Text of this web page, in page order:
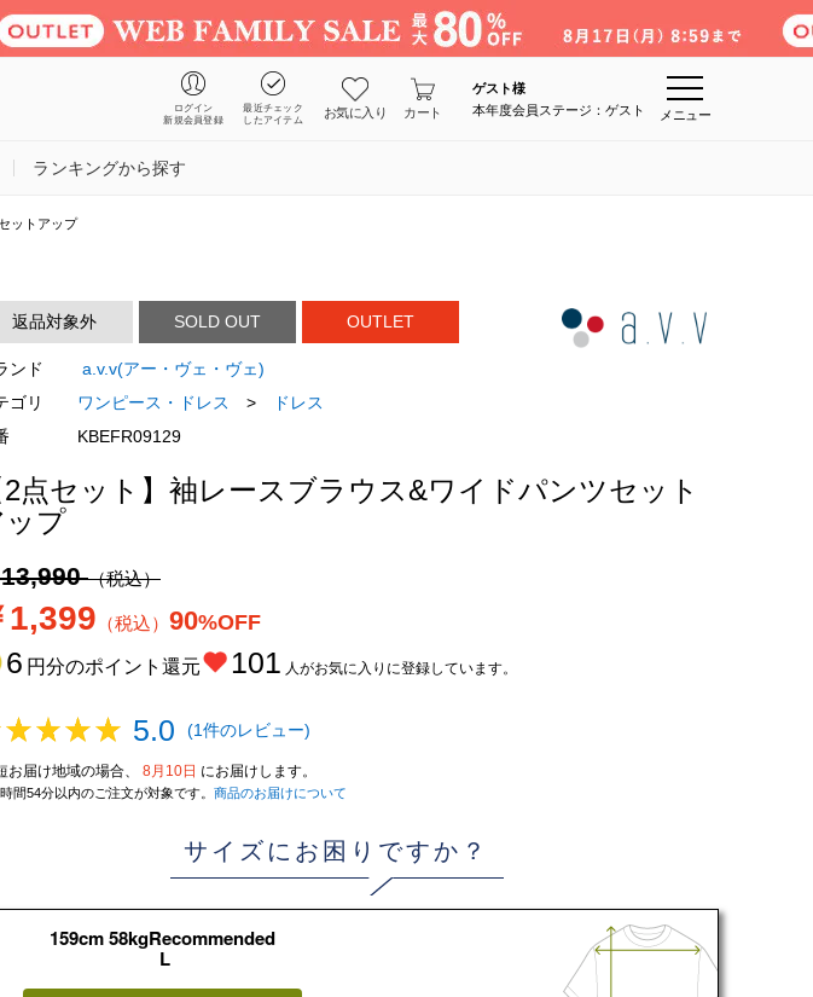
ログイン
新規会員登録
最近チェック
したアイテム
お気に入り カート
ゲスト様
本年度会員ステージ：ゲスト
メニュー
ランキングから探す
ットアップ
返品対象外 SOLD OUT OUTLET
ンド
a.v.v(アー・ヴェ・ヴェ)
ゴリ
ワンピース・ドレス >
ドレス
KBEFR09129
2点セット】袖レースブラウス&ワイドパンツセット
ップ
（税込）
1,399 （税込） 90%OFF
6 円分のポイント還元 101 人がお気に入りに登録しています。
5.0 (1件のレビュー)
お届け地域の場合、 8月10日 にお届けします。
間54分以内のご注文が対象です。 商品のお届けについて
サイズにお困りですか？
159cm 58kgRecommended
L